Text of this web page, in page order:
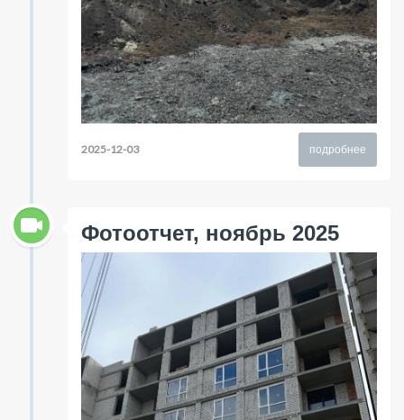
подробнее
2025-12-03
Фотоотчет, ноябрь 2025